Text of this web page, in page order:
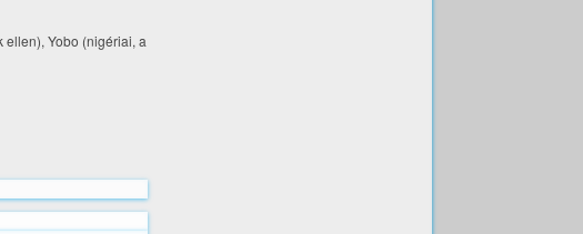
Yobo (nigériai, a